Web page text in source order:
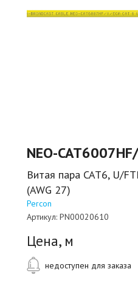
NEO-
Витая пара CAT6, U/
(AWG 27)
Percon
Артикул: PN00020610
Цена, м
недоступен для заказа